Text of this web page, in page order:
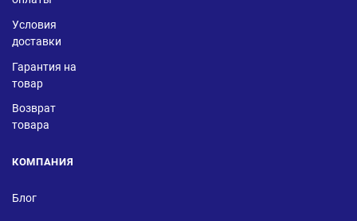
Условия
доставки
Гарантия на
товар
Возврат
товара
КОМПАНИЯ
Блог